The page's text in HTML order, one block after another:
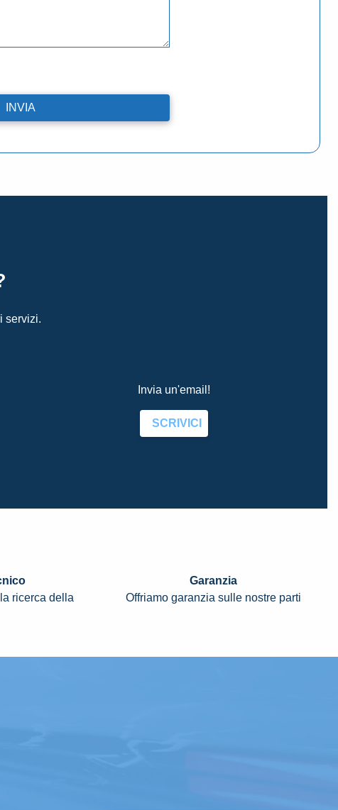
servizi.
Invia un'email!
SCRIVICI
ricerca della
Garanzia
Offriamo garanzia sulle nostre parti